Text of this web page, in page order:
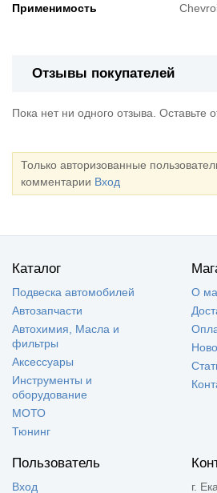
Применимость
Отзывы покупателей
Пока нет ни одного отзыва. Оставьте
Только авторизованные
комментарии Вход
Каталог
Подвеска автомобилей
Автозапчасти
Автохимия, Масла и
фильтры
Аксессуары
Инструменты и
оборудование
МОТО
Тюнинг
О
Пользователь
Вход г.